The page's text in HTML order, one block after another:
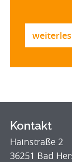
Kontakt
Hainstraße 2
36251 Bad